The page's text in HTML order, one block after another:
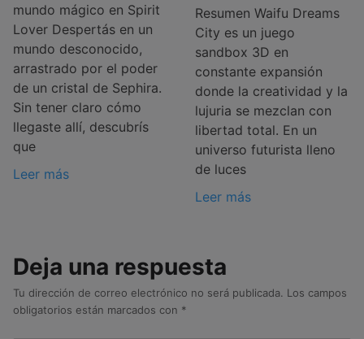
mundo mágico en Spirit
Lover Despertás en un
mundo desconocido,
arrastrado por el poder
de un cristal de Sephira.
Sin tener claro cómo
llegaste allí, descubrís
que
Leer más
Resumen Waifu Dreams
City es un juego
sandbox 3D en
constante expansión
donde la creatividad y la
lujuria se mezclan con
libertad total. En un
universo futurista lleno
de luces
Leer más
Deja una respuesta
Tu dirección de correo electrónico no será publicada. Los campos
obligatorios están marcados con *